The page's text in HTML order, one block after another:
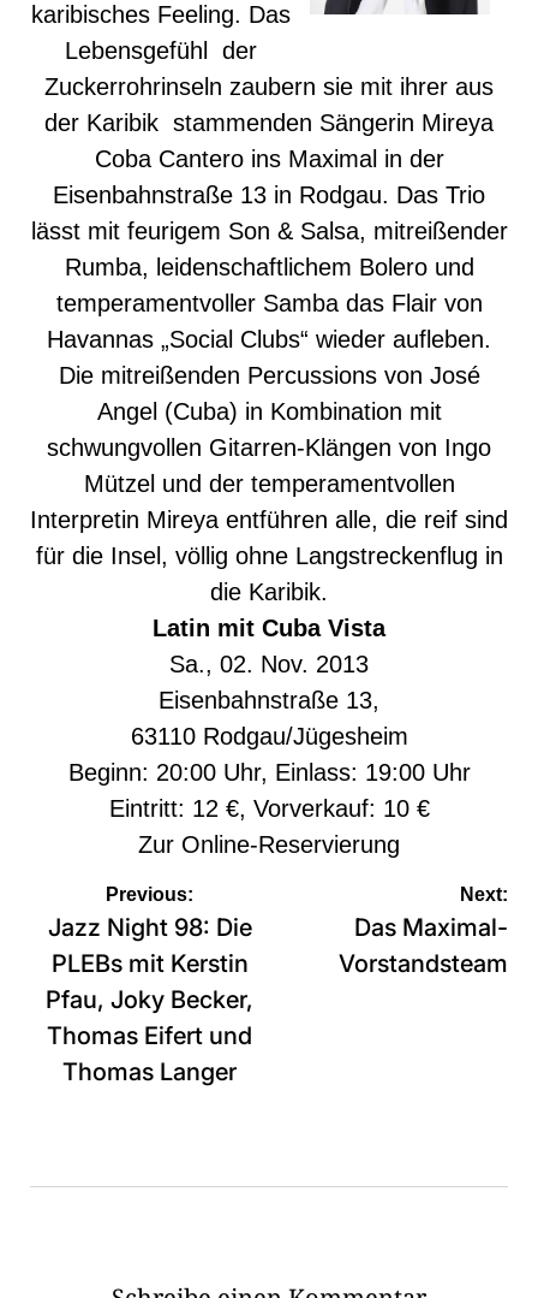
karibisches Feeling. Das
Lebensgefühl der
Zuckerrohrinseln zaubern sie mit ihrer aus
der Karibik stammenden Sängerin Mireya
Coba Cantero ins Maximal in der
Eisenbahnstraße 13 in Rodgau. Das Trio
lässt mit feurigem Son & Salsa, mitreißender
Rumba, leidenschaftlichem Bolero und
temperamentvoller Samba das Flair von
Havannas „Social Clubs“ wieder aufleben.
Die mitreißenden Percussions von José
Angel (Cuba) in Kombination mit
schwungvollen Gitarren-Klängen von Ingo
Mützel und der temperamentvollen
Interpretin Mireya entführen alle, die reif sind
für die Insel, völlig ohne Langstreckenflug in
die Karibik.
Latin mit Cuba Vista
Sa., 02. Nov. 2013
Eisenbahnstraße 13,
63110 Rodgau/Jügesheim
Beginn: 20:00 Uhr, Einlass: 19:00 Uhr
Eintritt: 12 €, Vorverkauf: 10 €
Zur Online-Reservierung
Beitragsnavigation
Previous:
Jazz Night 98: Die
PLEBs mit Kerstin
Pfau, Joky Becker,
Thomas Eifert und
Thomas Langer
Next:
Das Maximal-
Vorstandsteam